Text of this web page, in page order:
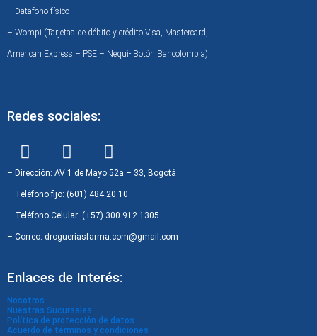
– Datafono físico
– Wompi (Tarjetas de débito y crédito Visa, Mastercard,
American Express – PSE – Nequi- Botón Bancolombia)
Redes sociales:
F
a
c
e
b
o
I
n
s
t
a
g
m
W
h
a
t
s
a
– Dirección: AV 1 de Mayo 52a – 33, Bogotá
– Teléfono fijo: (601) 484 20 10
– Teléfono Celular: (+57) 300 912 1305
– Correo: drogueriasfarma.com@gmail.com
Enlaces de Interés:
Nosotros
Nuestras Sucursales
Política de protección de datos
Acuerdo de términos y condiciones